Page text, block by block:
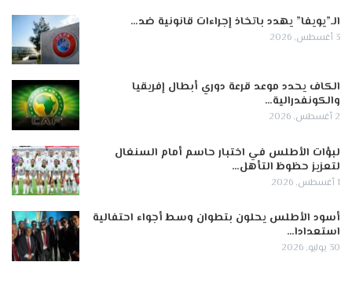
الـ”يويفا” يهدد باتخاذ إجراءات قانونية ضد…
3 أغسطس, 2026
الكاف يحدد موعد قرعة دوري أبطال إفريقيا
والكونفدرالية…
2 أغسطس, 2026
لبؤات الأطلس في اختبار حاسم أمام السنغال
لتعزيز حظوظ التأهل…
1 أغسطس, 2026
أسود الأطلس يحلون بتطوان وسط أجواء احتفالية
استعدادا…
30 يوليو, 2026